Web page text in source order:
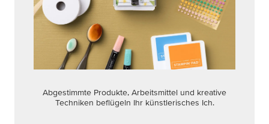
Abgestimmte Produkte, Arbeitsmittel und kreative
Techniken beflügeln Ihr künstlerisches Ich.